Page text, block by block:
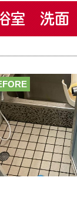
室 洗面